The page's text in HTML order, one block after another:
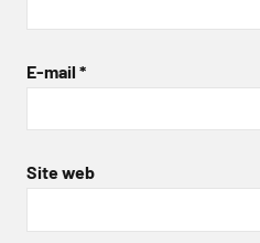
E-mail *
Site web